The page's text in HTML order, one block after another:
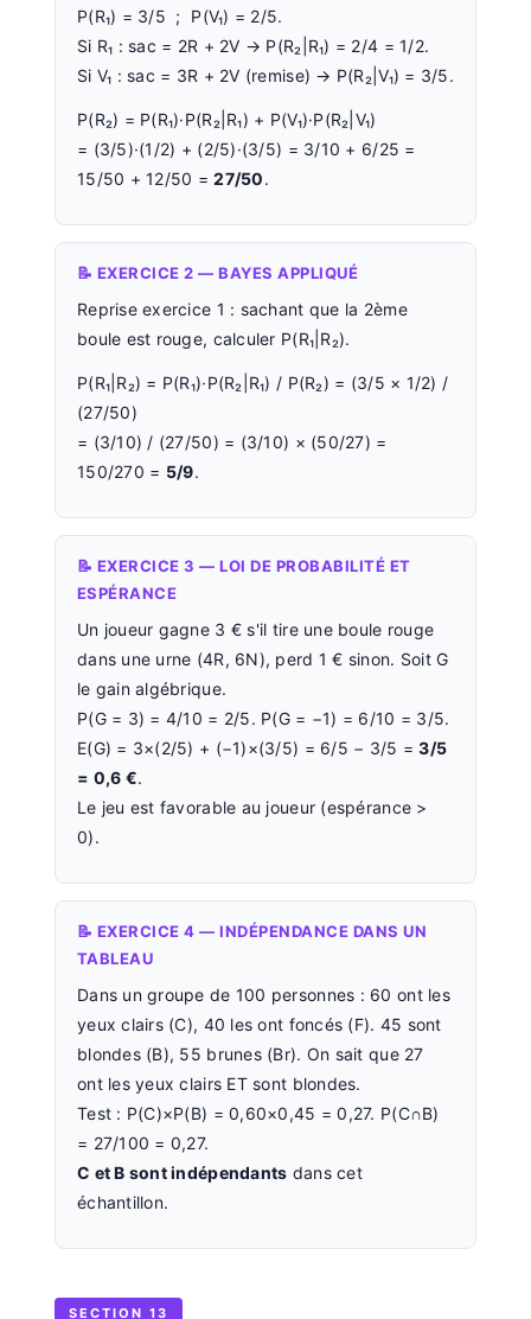
P(R₁) = 3/5 ; P(V₁) = 2/5.
Si R₁ : sac = 2R + 2V → P(R₂|R₁) = 2/4 = 1/2.
Si V₁ : sac = 3R + 2V (remise) → P(R₂|V₁) = 3/5.
P(R₂) = P(R₁)·P(R₂|R₁) + P(V₁)·P(R₂|V₁)
= (3/5)·(1/2) + (2/5)·(3/5) = 3/10 + 6/25 =
15/50 + 12/50 =27/50.
📝 EXERCICE 2 — BAYES APPLIQUÉ
Reprise exercice 1 : sachant que la 2ème
boule est rouge, calculer P(R₁|R₂).
P(R₁|R₂) = P(R₁)·P(R₂|R₁) / P(R₂) = (3/5 × 1/2) /
(27/50)
= (3/10) / (27/50) = (3/10) × (50/27) =
150/270 = 5/9.
📝 EXERCICE 3 — LOI DE PROBABILITÉ ET
ESPÉRANCE
Un joueur gagne 3 € s'il tire une boule rouge
dans une urne (4R, 6N), perd 1 € sinon. Soit G
le gain algébrique.
P(G = 3) = 4/10 = 2/5. P(G = −1) = 6/10 = 3/5.
E(G) = 3×(2/5) + (−1)×(3/5) = 6/5 − 3/5 =3/5
= 0,6 €.
Le jeu est favorable au joueur (espérance >
0).
📝 EXERCICE 4 — INDÉPENDANCE DANS UN
TABLEAU
Dans un groupe de 100 personnes : 60 ont les
yeux clairs (C), 40 les ont foncés (F). 45 sont
blondes (B), 55 brunes (Br). On sait que 27
ont les yeux clairs ET sont blondes.
Test : P(C)×P(B) = 0,60×0,45 = 0,27. P(C∩B)
= 27/100 = 0,27.
C et B sont indépendants dans cet
échantillon.
SECTION 13